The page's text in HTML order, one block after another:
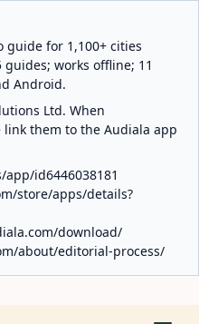
guide for 1,100+ cities
works offline; 11
Android.
Ltd. When
them to the Audiala app
id6446038181
store/apps/details?
download/
about/editorial-process/